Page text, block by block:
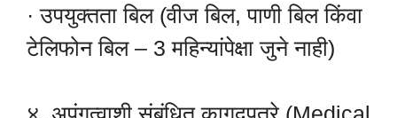
· उपयुक्तता बिल (वीज बिल, पाणी बिल किंवा
टेलिफोन बिल – 3 महिन्यांपेक्षा जुने नाही)